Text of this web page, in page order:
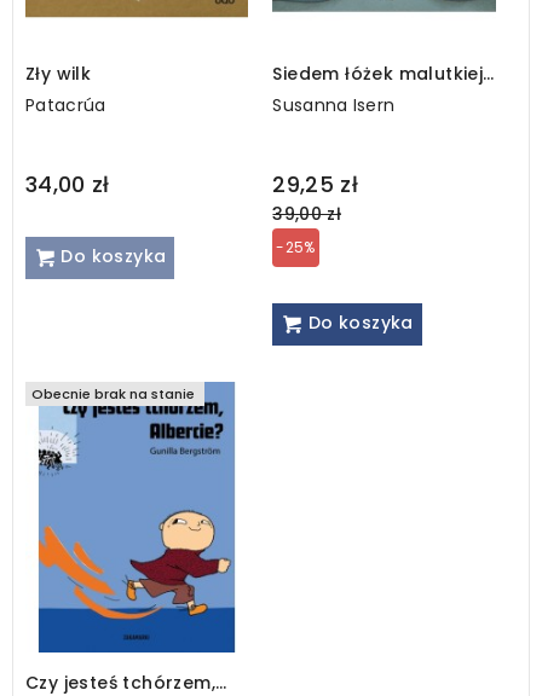
Zły wilk
Patacrúa
34,00 zł
Do koszyka
Siedem łóżek malutkiej
Popielicy
Susanna Isern
29,25 zł
Regular
price
39,00 zł
-25%
Do koszyka
Obecnie brak na stanie
Czy jesteś tchórzem,